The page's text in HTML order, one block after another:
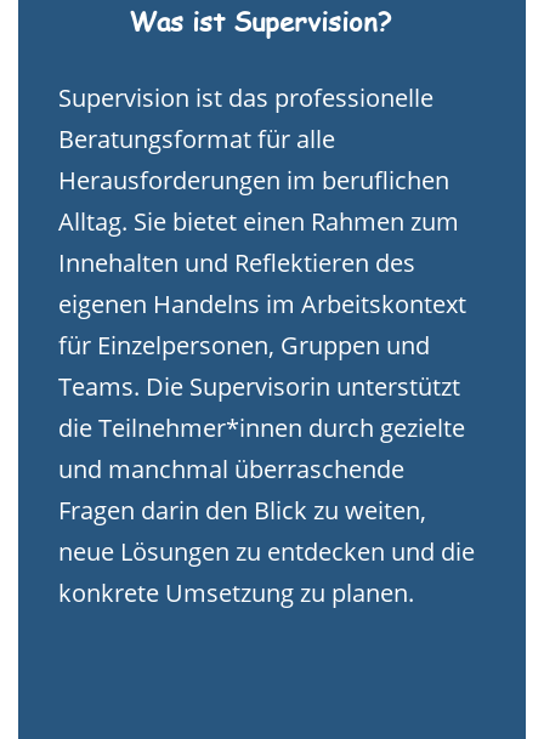
Was ist Supervision?
Supervision ist das professionelle
Beratungsformat für alle
Herausforderungen im beruflichen
Alltag. Sie bietet einen Rahmen zum
Innehalten und Reflektieren des
eigenen Handelns im Arbeitskontext
für Einzelpersonen, Gruppen und
Teams. Die Supervisorin unterstützt
die Teilnehmer*innen durch gezielte
und manchmal überraschende
Fragen darin den Blick zu weiten,
neue Lösungen zu entdecken und die
konkrete Umsetzung zu planen.